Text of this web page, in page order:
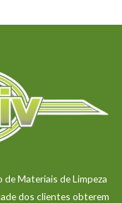
Materiais de Limpeza
dos clientes obterem